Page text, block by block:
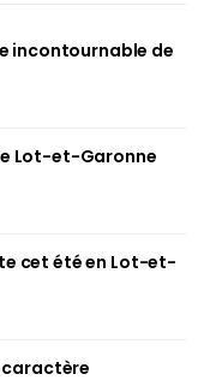
incontournable de
Lot-et-Garonne
cet été en Lot-et-
caractère